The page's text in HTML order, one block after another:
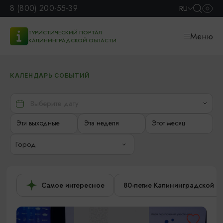
8 (800) 200-55-39 RU
ТУРИСТИЧЕСКИЙ ПОРТАЛ
КАЛИНИНГРАДСКОЙ ОБЛАСТИ
Меню
КАЛЕНДАРЬ СОБЫТИЙ
Эти выходные Эта неделя Этот месяц
Город
Самое интересное 80-летие Калининградской